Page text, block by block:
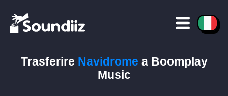
Trasferire Navidrome a Boomplay
Music